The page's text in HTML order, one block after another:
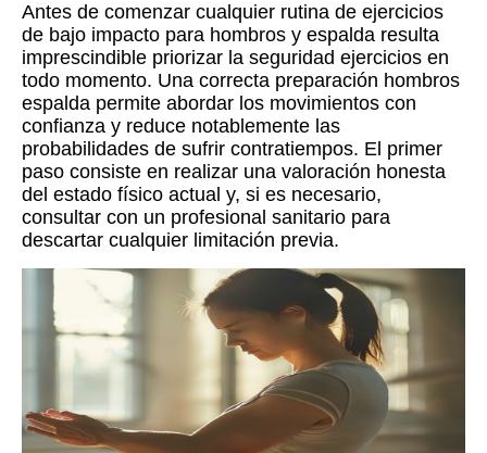
Antes de comenzar cualquier rutina de ejercicios
de bajo impacto para hombros y espalda resulta
imprescindible priorizar la seguridad ejercicios en
todo momento. Una correcta preparación hombros
espalda permite abordar los movimientos con
confianza y reduce notablemente las
probabilidades de sufrir contratiempos. El primer
paso consiste en realizar una valoración honesta
del estado físico actual y, si es necesario,
consultar con un profesional sanitario para
descartar cualquier limitación previa.